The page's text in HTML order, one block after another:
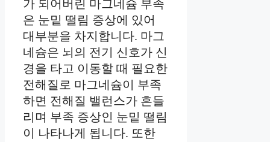
가 되어버린 마그네슘 부족
은 눈밑 떨림 증상에 있어
대부분을 차지합니다. 마그
네슘은 뇌의 전기 신호가 신
경을 타고 이동할 때 필요한
전해질로 마그네슘이 부족
하면 전해질 밸런스가 흔들
리며 부족 증상인 눈밑 떨림
이 나타나게 됩니다. 또한